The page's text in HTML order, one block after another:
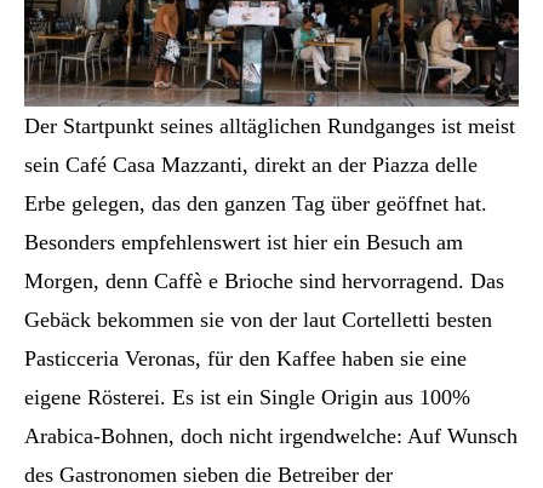
Der Startpunkt seines alltäglichen Rundganges ist meist
sein Café Casa Mazzanti, direkt an der Piazza delle
Erbe gelegen, das den ganzen Tag über geöffnet hat.
Besonders empfehlenswert ist hier ein Besuch am
Morgen, denn Caffè e Brioche sind hervorragend. Das
Gebäck bekommen sie von der laut Cortelletti besten
Pasticceria Veronas, für den Kaffee haben sie eine
eigene Rösterei. Es ist ein Single Origin aus 100%
Arabica-Bohnen, doch nicht irgendwelche: Auf Wunsch
des Gastronomen sieben die Betreiber der